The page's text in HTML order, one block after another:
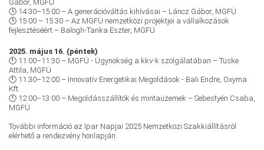
Gábor, MGFÜ
🕒 14:30–15:00 – A generációváltás kihívásai – Láncz Gábor, MGFÜ
🕒 15:00 – 15:30 – Az MGFÜ nemzetközi projektjei a vállalkozások
fejlesztéséért – Balogh-Tanka Eszter, MGFÜ
2025. május 16. (péntek)
🕚 11:00–11:30 – MGFÜ - Ügynökség a kkv-k szolgálatában – Tüske
Attila, MGFÜ
🕚 11:30–12:00 – Innovatív Energetikai Megoldások - Bali Endre, Oxyma
Kft.
🕛 12:00–13:00 – Megoldásszállítók és mintaüzemek – Sebestyén Csaba,
MGFÜ
További információ az Ipar Napjai 2025 Nemzetközi Szakkiállításról
elérhető a rendezvény honlapján: